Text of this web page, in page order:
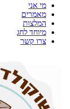
מי אני
מאמרים
המלצות
מיוחד לחג
צרו קשר